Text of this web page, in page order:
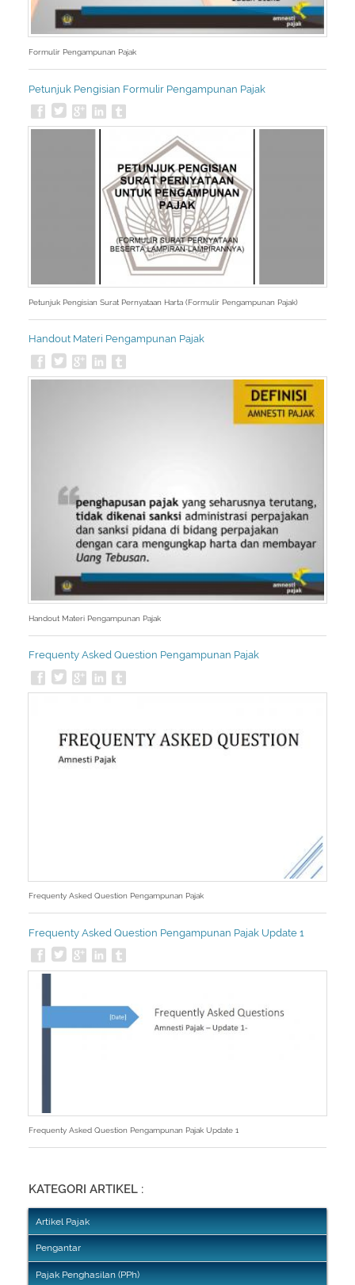
Formulir Pengampunan Pajak
Petunjuk Pengisian Formulir Pengampunan Pajak
Petunjuk Pengisian Surat Pernyataan Harta (Formulir Pengampunan Pajak)
Handout Materi Pengampunan Pajak
Handout Materi Pengampunan Pajak
Frequenty Asked Question Pengampunan Pajak
Frequenty Asked Question Pengampunan Pajak
Frequenty Asked Question Pengampunan Pajak Update 1
Frequenty Asked Question Pengampunan Pajak Update 1
KATEGORI ARTIKEL :
Artikel Pajak
Pengantar
Pajak Penghasilan (PPh)